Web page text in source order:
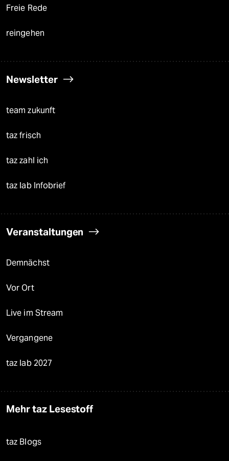
Freie Rede
reingehen
Newsletter
team zukunft
taz frisch
taz zahl ich
taz lab Infobrief
Veranstaltungen
Demnächst
Vor Ort
Live im Stream
Vergangene
taz lab 2027
Mehr taz Lesestoff
taz Blogs